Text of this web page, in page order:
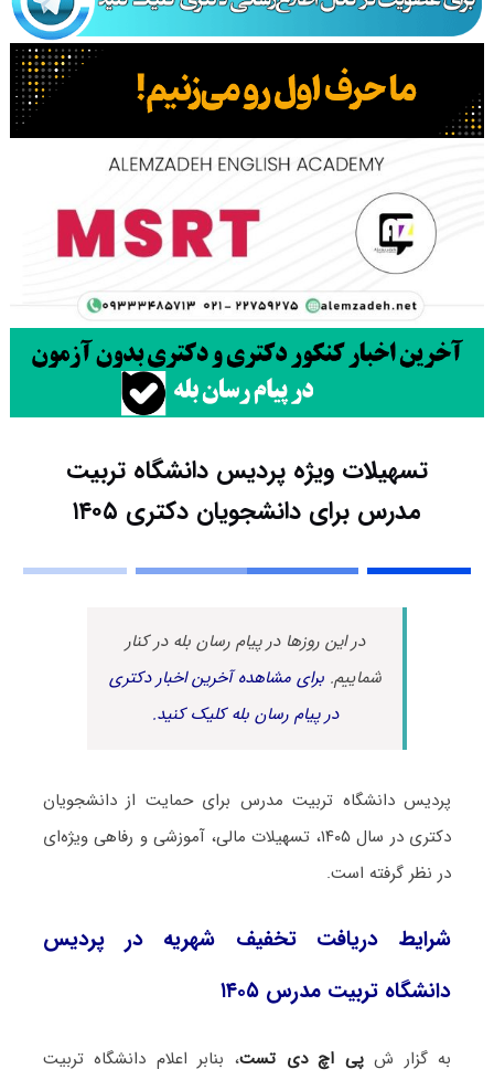
تسهیلات ویژه پردیس دانشگاه تربیت
مدرس برای دانشجویان دکتری ۱۴۰۵
در این روزها در پیام رسان بله در کنار
شماییم.برای مشاهده آخرین اخبار دکتری
در پیام رسان بله کلیک کنید.
پردیس دانشگاه تربیت مدرس برای حمایت از دانشجویان
دکتری در سال ۱۴۰۵، تسهیلات مالی، آموزشی و رفاهی ویژه‌ای
در نظر گرفته است.
شرایط دریافت تخفیف شهریه در پردیس
دانشگاه تربیت مدرس ۱۴۰۵
به گزار شپی اچ دی تست، بنابر اعلام دانشگاه تربیت